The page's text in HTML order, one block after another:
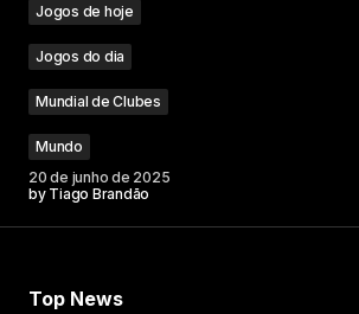
Jogos de hoje
Jogos do dia
Mundial de Clubes
Mundo
20 de junho de 2025
by Tiago Brandão
Top News